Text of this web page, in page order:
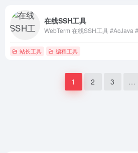
在线SSH工具
WebTerm 在线SSH工具 #AcJava
站长工具 编程工具
1 2 3 …